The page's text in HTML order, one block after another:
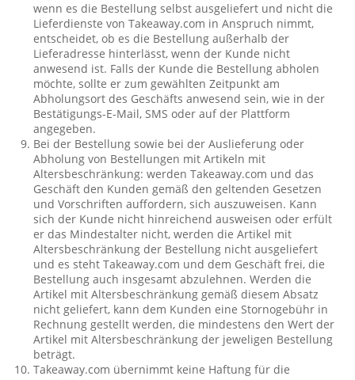
wenn es die Bestellung selbst ausgeliefert und nicht die
Lieferdienste von Takeaway.com in Anspruch nimmt,
entscheidet, ob es die Bestellung außerhalb der
Lieferadresse hinterlässt, wenn der Kunde nicht
anwesend ist. Falls der Kunde die Bestellung abholen
möchte, sollte er zum gewählten Zeitpunkt am
Abholungsort des Geschäfts anwesend sein, wie in der
Bestätigungs-E-Mail, SMS oder auf der Plattform
angegeben.
Bei der Bestellung sowie bei der Auslieferung oder
Abholung von Bestellungen mit Artikeln mit
Altersbeschränkung: werden Takeaway.com und das
Geschäft den Kunden gemäß den geltenden Gesetzen
und Vorschriften auffordern, sich auszuweisen. Kann
sich der Kunde nicht hinreichend ausweisen oder erfült
er das Mindestalter nicht, werden die Artikel mit
Altersbeschränkung der Bestellung nicht ausgeliefert
und es steht Takeaway.com und dem Geschäft frei, die
Bestellung auch insgesamt abzulehnen. Werden die
Artikel mit Altersbeschränkung gemäß diesem Absatz
nicht geliefert, kann dem Kunden eine Stornogebühr in
Rechnung gestellt werden, die mindestens den Wert der
Artikel mit Altersbeschränkung der jeweligen Bestellung
beträgt.
Takeaway.com übernimmt keine Haftung für die